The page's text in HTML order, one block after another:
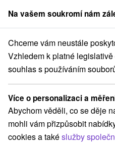
člen skupinySorger
Atrakce na Slovensku
Múzeá a galérie
Kategorie
Všechny kategorie
Hrady,
Túry a turistické chodníky(1)
Na vašem soukromí nám
Chceme vám neustále
Vzhledem k platné
souhlas s používáním
Více o personalizaci a
Abychom věděli, co se děje
mohli vám přizpůsobit
cookies a takéslužby